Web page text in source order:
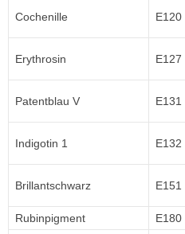
Cochenille E120
Erythrosin E127
Patentblau V E131
Indigotin 1 E132
Brillantschwarz E151
Rubinpigment
E180